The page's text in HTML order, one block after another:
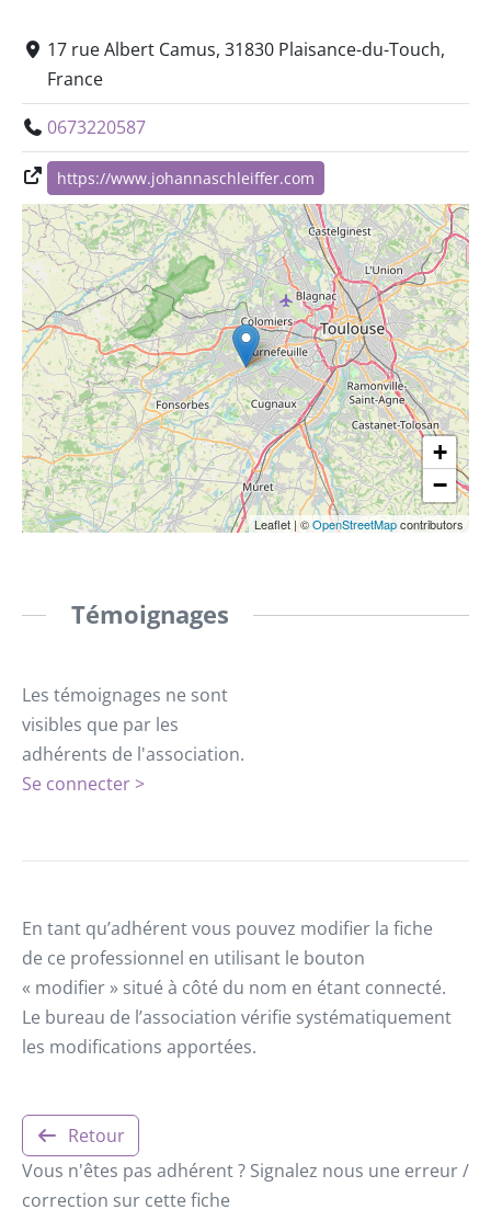
17 rue Albert Camus, 31830 Plaisance-du-Touch,
France
0673220587
https://www.johannaschleiffer.com
+
−
Leaflet |©OpenStreetMapcontributors
Témoignages
Les témoignages ne sont
visibles que par les
adhérents de l'association.
Se connecter >
En tant qu’adhérent vous pouvez modifier la fiche
de ce professionnel en utilisant le bouton
« modifier » situé à côté du nom en étant connecté.
Le bureau de l’association vérifie systématiquement
les modifications apportées.
Retour
Vous n'êtes pas adhérent ? Signalez nous une erreur /
correction sur cette fiche